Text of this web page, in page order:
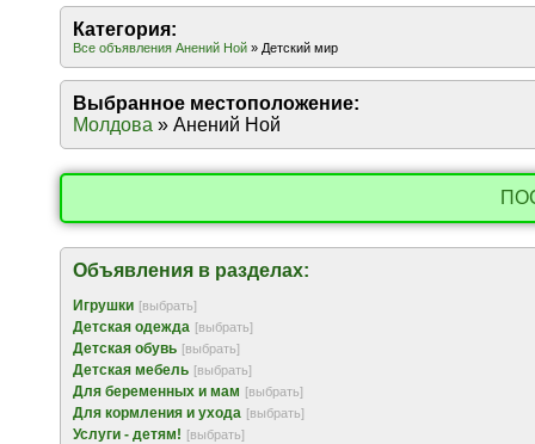
Категория:
Все объявления Анений Ной » Детский мир
Выбранное местоположение:
Молдова » Анений Ной
Объявления в разделах:
Игрушки [выбрать]
Детская одежда [выбрать]
Детская обувь [выбрать]
Детская мебель [выбрать]
Для беременных и мам [выбрать]
Для кормления и ухода [выбрать]
Услуги - детям! [выбрать]